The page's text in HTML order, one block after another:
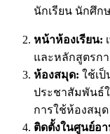
นักเรียน นักศึก
หน้าห้องเรียน:
และหลักสูตรกา
ห้องสมุด: ใช้เ
ประชาสัมพันธ์
การใช้ห้องสมุ
ติดตั้งในศูนย์อ